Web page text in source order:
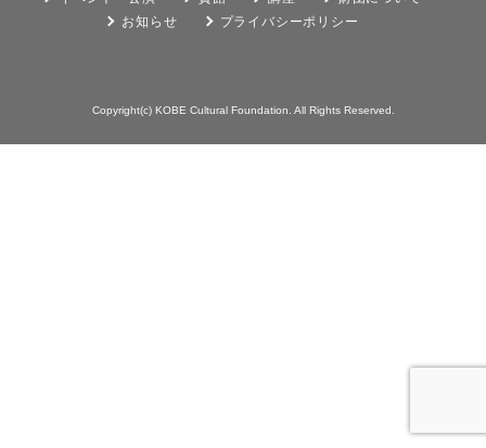
お知らせ
プライバシーポリシー
Copyright(c) KOBE Cultural Foundation. All Rights Reserved.